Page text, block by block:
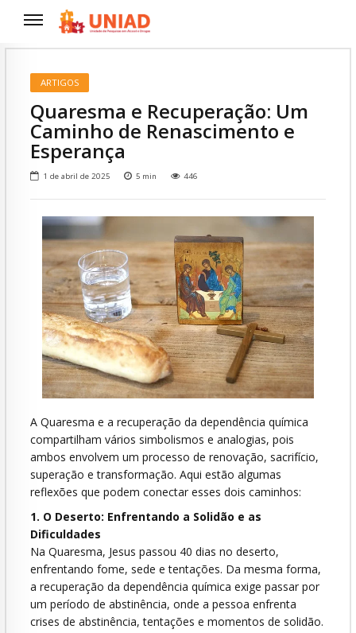
ARTIGOS
Quaresma e Recuperação: Um
Caminho de Renascimento e
Esperança
1 de abril de 2025 5 min 446
A Quaresma e a recuperação da dependência química
compartilham vários simbolismos e analogias, pois
ambos envolvem um processo de renovação, sacrifício,
superação e transformação. Aqui estão algumas
reflexões que podem conectar esses dois caminhos:
1. O Deserto: Enfrentando a Solidão e as
Dificuldades
Na Quaresma, Jesus passou 40 dias no deserto,
enfrentando fome, sede e tentações. Da mesma forma,
a recuperação da dependência química exige passar por
um período de abstinência, onde a pessoa enfrenta
crises de abstinência, tentações e momentos de solidão.